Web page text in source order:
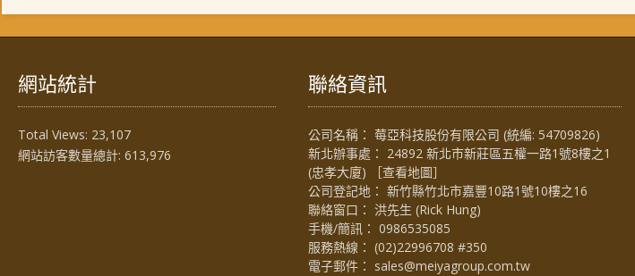
網站統計
Total Views: 23,107
網站訪客數量總計: 613,976
聯絡資訊
公司名稱： 莓亞科技股份有限公司 (統編: 54709826)
新北辦事處： 24892 新北市新莊區五權一路1號8樓之1
(忠孝大廈) ［查看地圖］
公司登記地： 新竹縣竹北市嘉豐10路1號10樓之16
聯絡窗口： 洪先生 (Rick Hung)
手機/簡訊： 0986535085
服務熱線： (02)22996708 #350
電子郵件： sales@meiyagroup.com.tw